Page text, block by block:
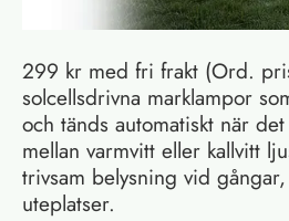
299 kr med fri frakt (Ord.
solcellsdrivna marklampor
och tänds automatiskt när
mellan varmvitt eller kallvitt
trivsam belysning vid
uteplatser.